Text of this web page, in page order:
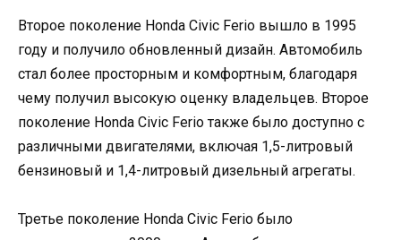
Второе поколение Honda Civic Ferio вышло в 1995
году и получило обновленный дизайн. Автомобиль
стал более просторным и комфортным, благодаря
чему получил высокую оценку владельцев. Второе
поколение Honda Civic Ferio также было доступно с
различными двигателями, включая 1,5-литровый
бензиновый и 1,4-литровый дизельный агрегаты.
Третье поколение Honda Civic Ferio было